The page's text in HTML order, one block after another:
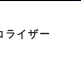
ライザー